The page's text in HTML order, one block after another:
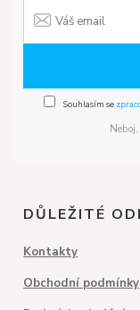
Souhlasím se
DŮLEŽITÉ
Kontakty
Obchodní podmínky